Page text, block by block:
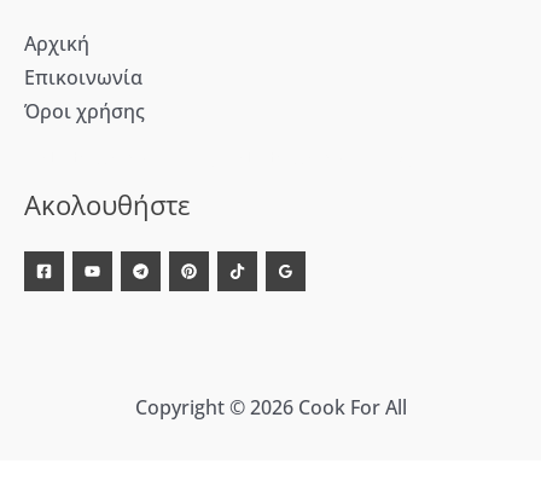
Αρχική
Επικοινωνία
Όροι χρήσης
Ακολουθήστε
Copyright © 2026 Cook For All